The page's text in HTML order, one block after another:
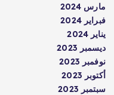
مارس 2024
فبراير 2024
يناير 2024
ديسمبر 2023
نوفمبر 2023
أكتوبر 2023
سبتمبر 2023